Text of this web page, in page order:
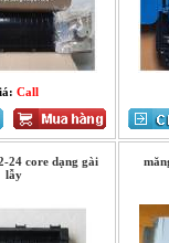
Call
24 core dạng gài
lẫy